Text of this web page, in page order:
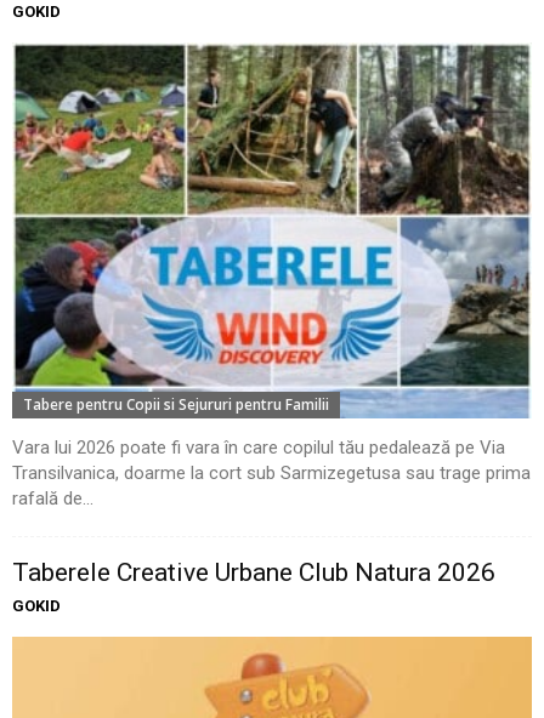
GOKID
Tabere pentru Copii si Sejururi pentru Familii
Vara lui 2026 poate fi vara în care copilul tău pedalează pe Via
Transilvanica, doarme la cort sub Sarmizegetusa sau trage prima
rafală de...
Taberele Creative Urbane Club Natura 2026
GOKID